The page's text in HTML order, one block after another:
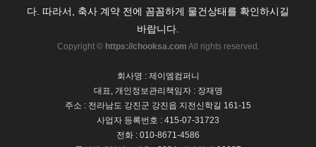
다. 따라서, 축사 계약 전에 꼼꼼하게 물건상태를 확인하시길
바랍니다.
Copyright © https://chooksa.com All rights reserved.
회사명 : 제이엠컴퍼니
대표, 개인정보관리책임자 : 장재명
주소 : 전라남도 강진군 강진읍 지전신학길 161-15
사업자 등록번호 : 415-07-31723
전화 : 010-8671-4586